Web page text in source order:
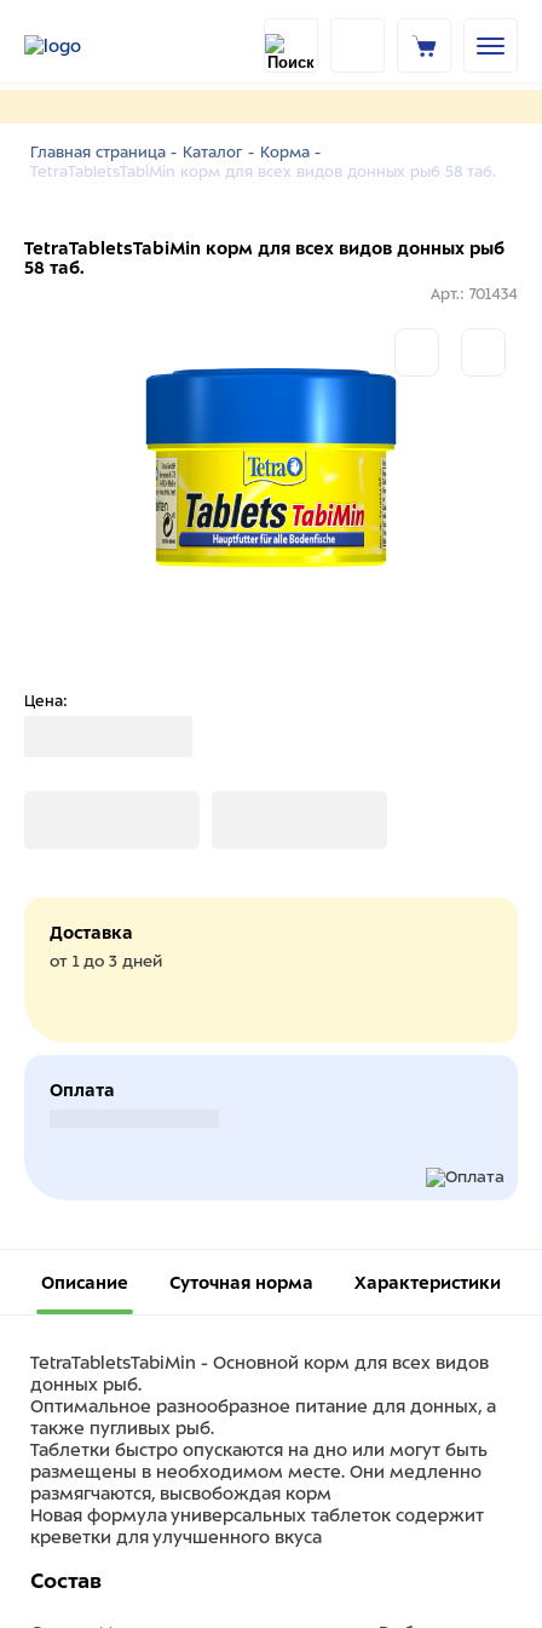
Главная страница - Каталог - Корма -
TetraTabletsTabiMin корм для всех видов донных рыб 58 таб.
TetraTabletsTabiMin корм для всех видов донных рыб
58 таб.
Арт.: 701434
Цена:
Доставка
от 1 до 3 дней
Оплата
Описание Суточная норма Характеристики
TetraTabletsTabiMin - Основной корм для всех видов
донных рыб.
Оптимальное разнообразное питание для донных, а
также пугливых рыб.
Таблетки быстро опускаются на дно или могут быть
размещены в необходимом месте. Они медленно
размягчаются, высвобождая корм
Новая формула универсальных таблеток содержит
креветки для улучшенного вкуса
Состав